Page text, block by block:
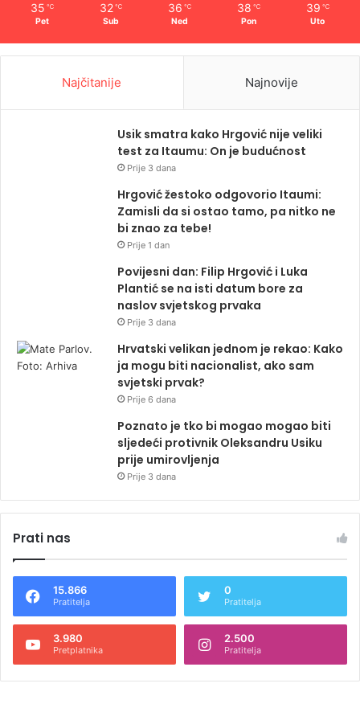
35 ℃
Pet
32 ℃
Sub
36 ℃
Ned
38 ℃
Pon
39 ℃
Uto
Najčitanije Najnovije
Usik smatra kako Hrgović nije veliki
test za Itaumu: On je budućnost
Prije 3 dana
Hrgović žestoko odgovorio Itaumi:
Zamisli da si ostao tamo, pa nitko ne
bi znao za tebe!
Prije 1 dan
Povijesni dan: Filip Hrgović i Luka
Plantić se na isti datum bore za
naslov svjetskog prvaka
Prije 3 dana
Hrvatski velikan jednom je rekao: Kako
ja mogu biti nacionalist, ako sam
svjetski prvak?
Prije 6 dana
Poznato je tko bi mogao mogao biti
sljedeći protivnik Oleksandru Usiku
prije umirovljenja
Prije 3 dana
Prati nas
15.866
Pratitelja
0
Pratitelja
3.980
Pretplatnika
2.500
Pratitelja